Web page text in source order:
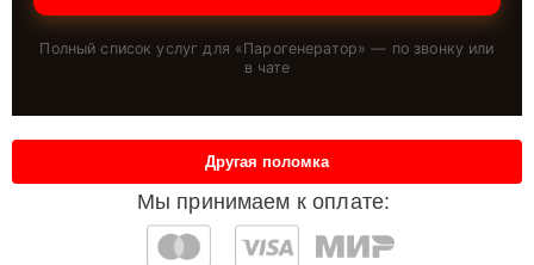
Полный список услуг для «Парогенератор» — по звонку или
в чате
Мы принимаем к оплате:
Другая поломка